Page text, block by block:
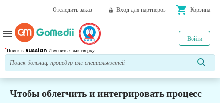
Отследить заказ Вход для партнеров shopping_cart Корзина
*Поиск в Russian Изменить язык сверху.
Войти
menu
Чтобы облегчить и интегрировать процесс